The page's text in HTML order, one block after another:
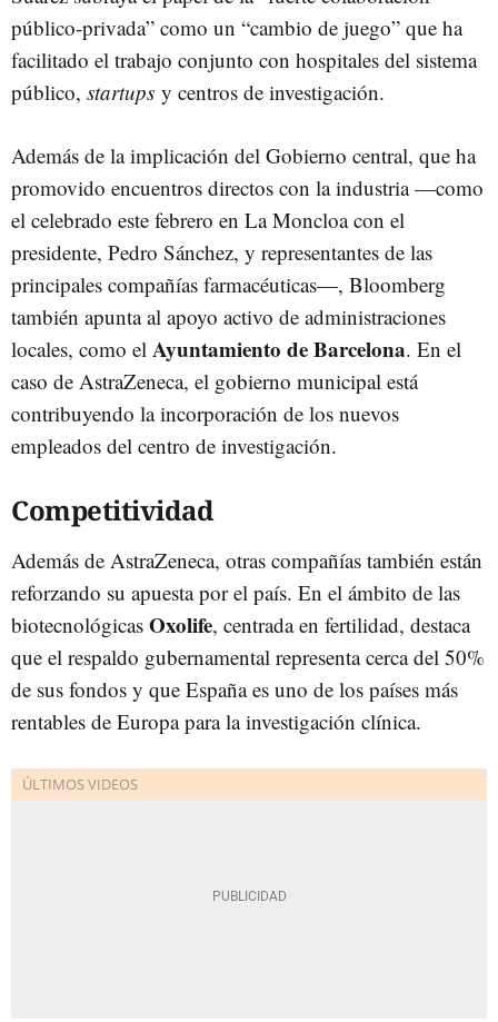
público-privada” como un “cambio de juego” que ha
facilitado el trabajo conjunto con hospitales del sistema
público, startups y centros de investigación.
Además de la implicación del Gobierno central, que ha
promovido encuentros directos con la industria —como
el celebrado este febrero en La Moncloa con el
presidente, Pedro Sánchez, y representantes de las
principales compañías farmacéuticas—, Bloomberg
también apunta al apoyo activo de administraciones
locales, como el Ayuntamiento de Barcelona. En el
caso de AstraZeneca, el gobierno municipal está
contribuyendo la incorporación de los nuevos
empleados del centro de investigación.
Competitividad
Además de AstraZeneca, otras compañías también están
reforzando su apuesta por el país. En el ámbito de las
biotecnológicas Oxolife, centrada en fertilidad, destaca
que el respaldo gubernamental representa cerca del 50%
de sus fondos y que España es uno de los países más
rentables de Europa para la investigación clínica.